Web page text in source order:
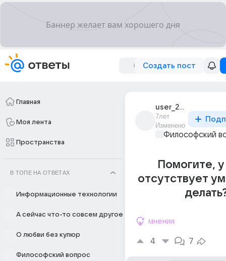
Создать пост
Главная
Моя лента
Пространства
В ТОПЕ НА ОТВЕТАХ
Информационные технологии
А сейчас что-то совсем другое
О любви без купюр
Философский вопрос
user_209008220
7лет
Изменено
Философский
Помогите,
отсутствует
мнения
4 7